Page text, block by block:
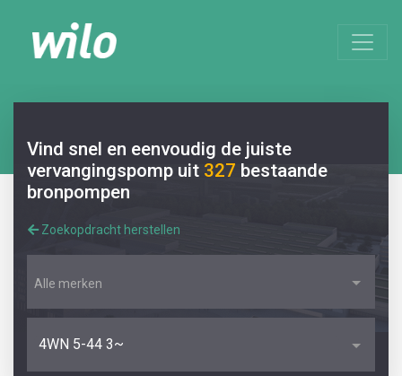
Vind snel en eenvoudig de juiste
vervangingspomp uit 327 bestaande
bronpompen
Zoekopdracht herstellen
Alle merken
4WN 5-44 3~